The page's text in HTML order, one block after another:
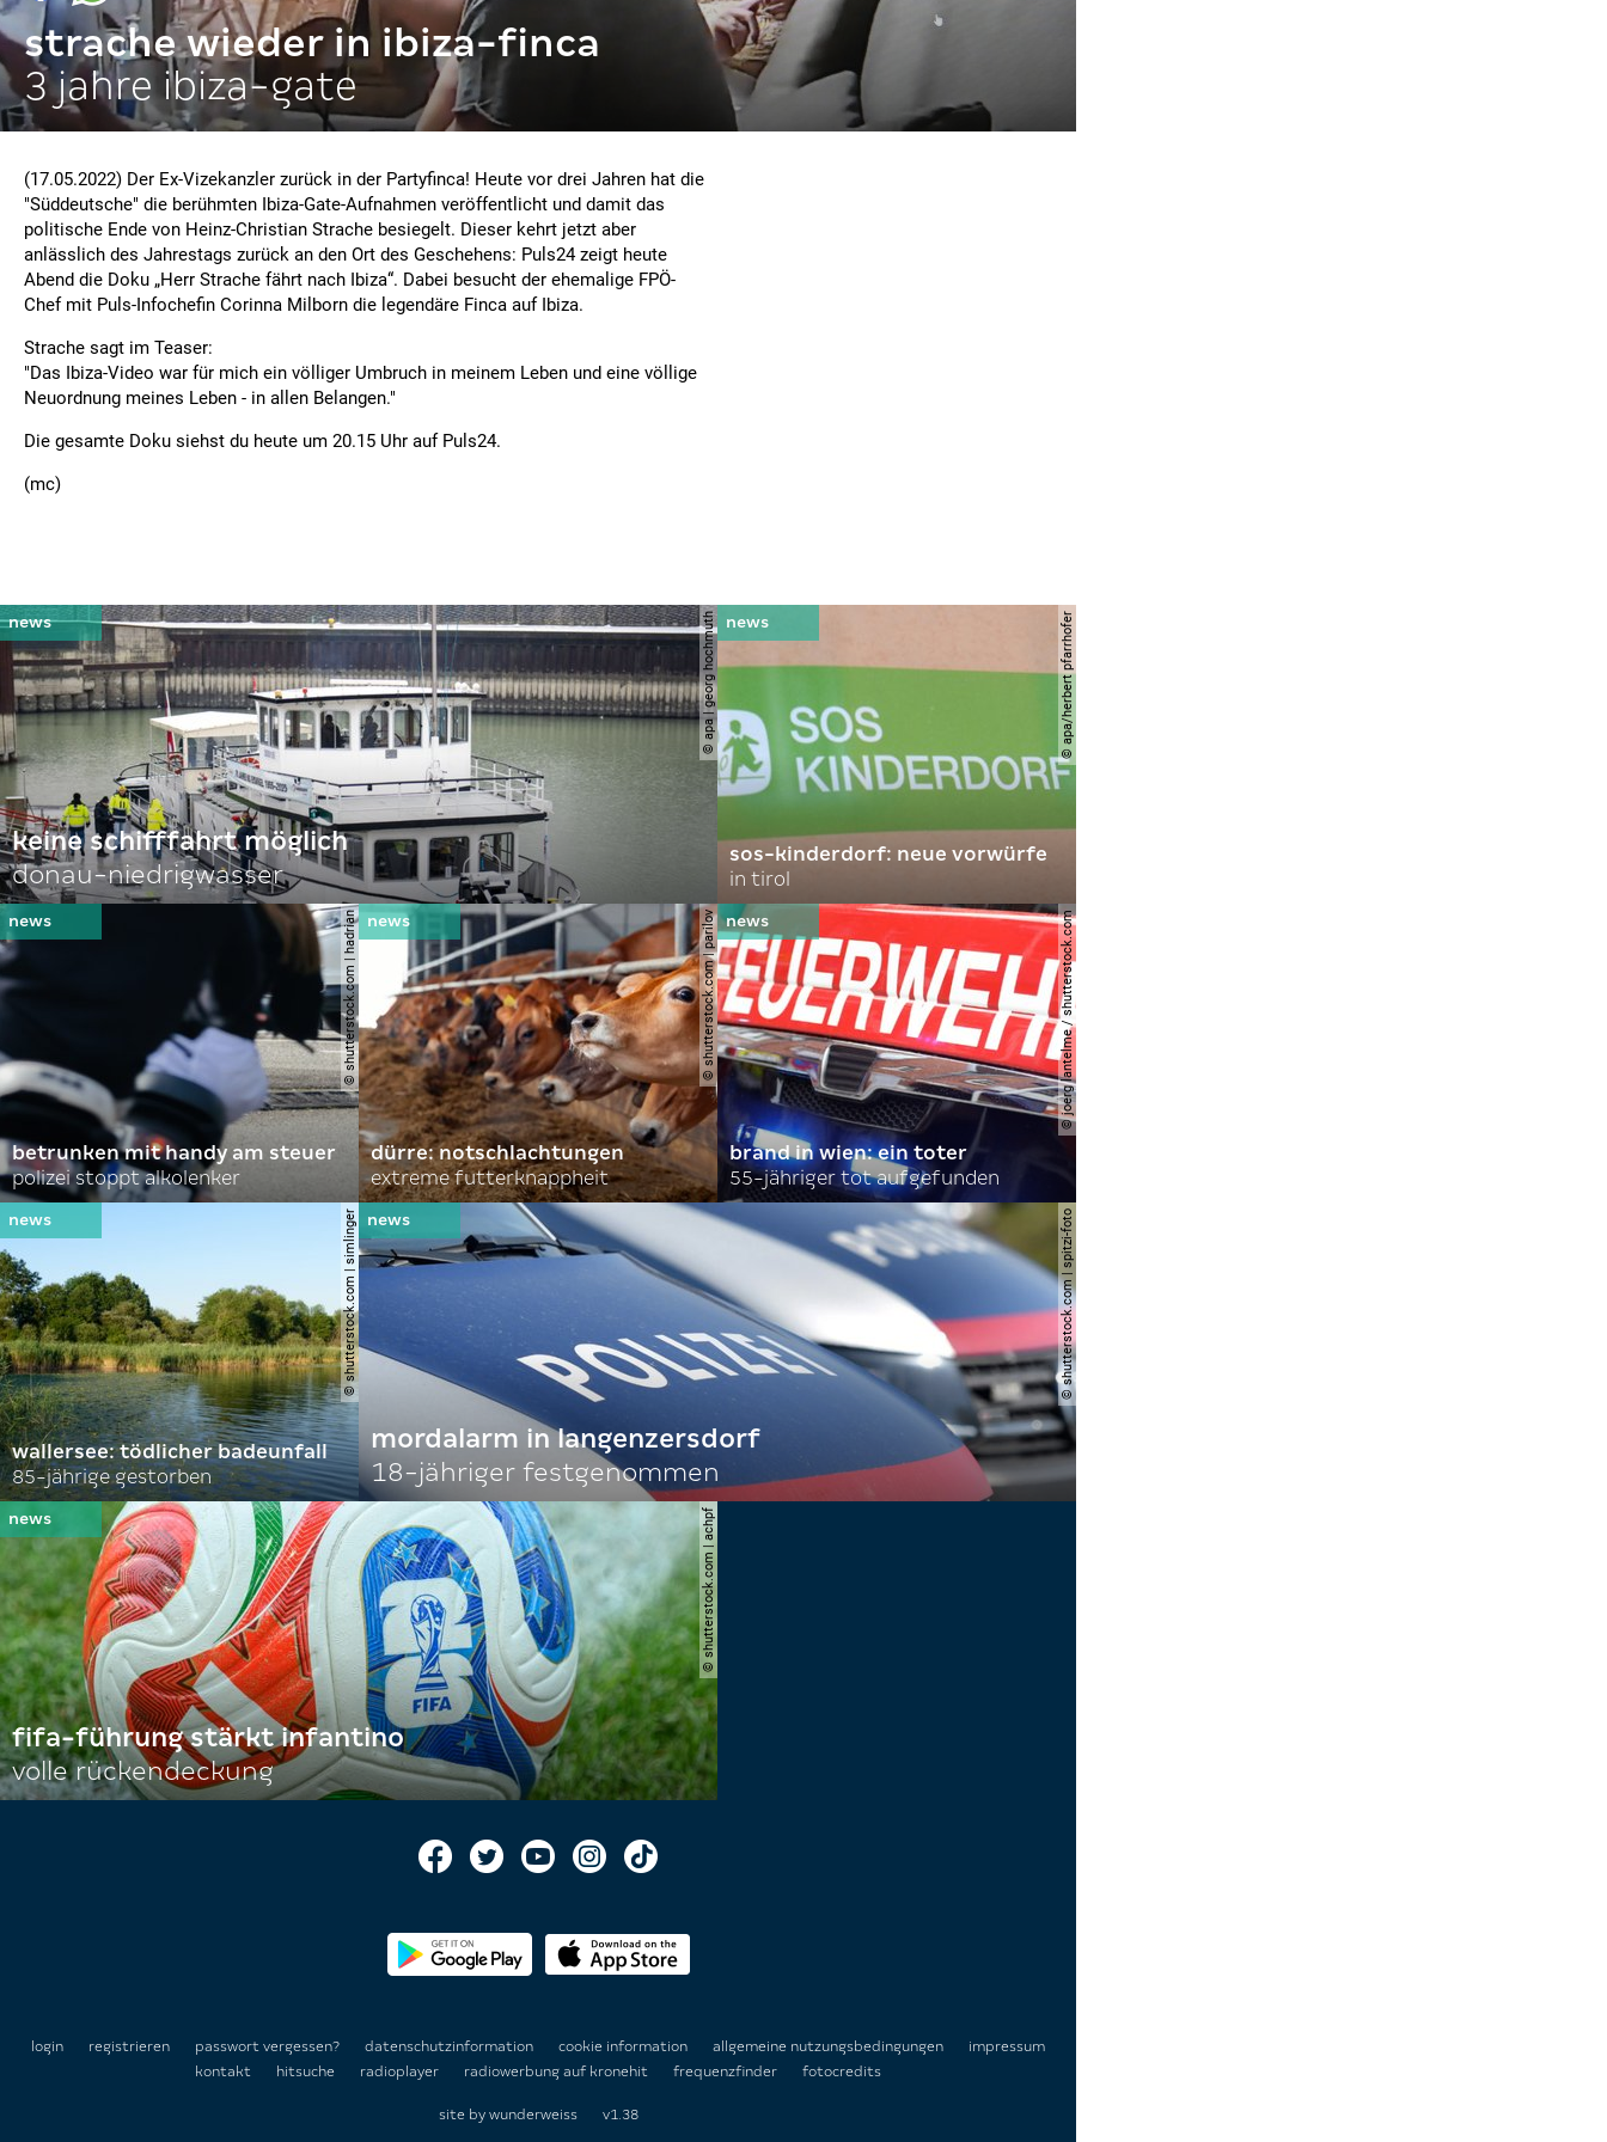
strache wieder in ibiza-finca
3 jahre ibiza-gate
(17.05.2022) Der Ex-Vizekanzler zurück in der Partyfinca! Heute vor drei Jahren hat die
"Süddeutsche" die berühmten Ibiza-Gate-Aufnahmen veröffentlicht und damit das
politische Ende von Heinz-Christian Strache besiegelt. Dieser kehrt jetzt aber
anlässlich des Jahrestags zurück an den Ort des Geschehens: Puls24 zeigt heute
Abend die Doku „Herr Strache fährt nach Ibiza“. Dabei besucht der ehemalige FPÖ-
Chef mit Puls-Infochefin Corinna Milborn die legendäre Finca auf Ibiza.
Strache sagt im Teaser:
"Das Ibiza-Video war für mich ein völliger Umbruch in meinem Leben und eine völlige
Neuordnung meines Leben - in allen Belangen."
Die gesamte Doku siehst du heute um 20.15 Uhr auf Puls24.
(mc)
© apa | georg hochmuth
keine schifffahrt möglich
donau-niedrigwasser
© apa/herbert pfarrhofer
sos-kinderdorf: neue vorwürfe
in tirol
© shutterstock.com | hadrian
betrunken mit handy am steuer
polizei stoppt alkolenker
© shutterstock.com | parilov
dürre: notschlachtungen
extreme futterknappheit
© joerg lantelme / shutterstock.com
brand in wien: ein toter
55-jähriger tot aufgefunden
© shutterstock.com | simlinger
wallersee: tödlicher badeunfall
85-jährige gestorben
© shutterstock.com | spitzi-foto
mordalarm in langenzersdorf
18-jähriger festgenommen
© shutterstock.com | achpf
fifa-führung stärkt infantino
volle rückendeckung
login registrieren passwort vergessen? datenschutzinformation cookie information allgemeine nutzungsbedingungen
impressum
kontakt
hitsuche radioplayer radiowerbung auf kronehit frequenzfinder fotocredits
site by wunderweiss v1.38